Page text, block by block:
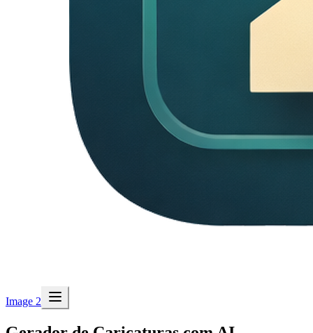
Image 2